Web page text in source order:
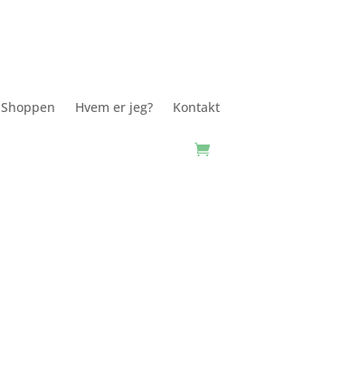
Shoppen Hvem er jeg? Kontakt